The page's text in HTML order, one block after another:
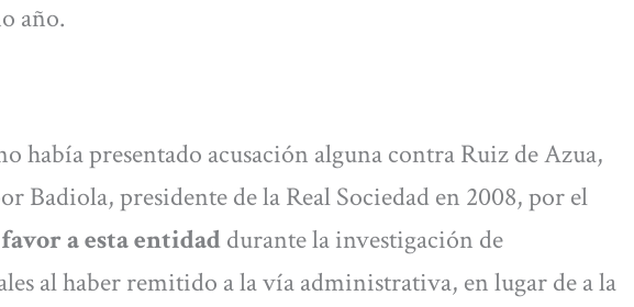
año.
había presentado acusación alguna contra Ruiz de Azua,
Badiola, presidente de la Real Sociedad en 2008, por el
a esta entidaddurante la investigación de
al haber remitido a la vía administrativa, en lugar de a la